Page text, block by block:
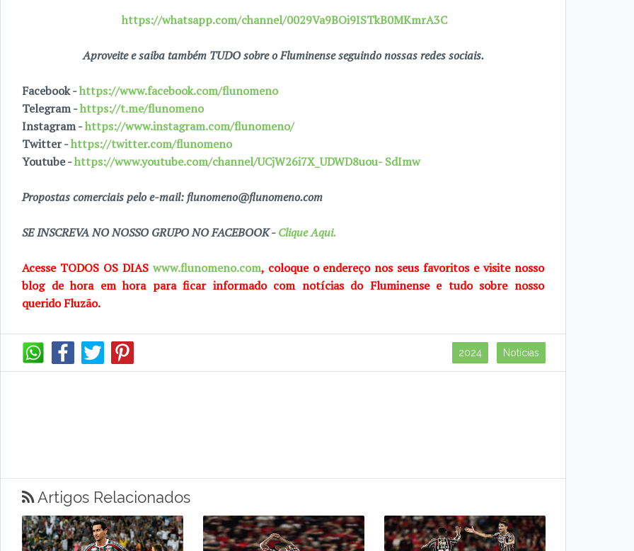
https://whatsapp.com/channel/0029Va9BOi9ISTkB0MKmrA3C
Aproveite e saiba também TUDO sobre o Fluminense seguindo nossas redes sociais.
Facebook -https://www.facebook.com/flunomeno
Telegram -https://t.me/flunomeno
Instagram -https://www.instagram.com/flunomeno/
Twitter -https://twitter.com/flunomeno
Youtube -https://www.youtube.com/channel/UCjW26i7X_UDWD8uou- SdImw
Propostas comerciais pelo e-mail: flunomeno@flunomeno.com
SE INSCREVA NO NOSSO GRUPO NO FACEBOOK -Clique Aqui.
Acesse TODOS OS DIAS www.flunomeno.com, coloque o endereço nos seus favoritos e visite nosso
blog dehora em hora para ficar informado com notícias do Fluminense e tudo sobre nosso
queridoFluzão.
2024 Notícias
Artigos Relacionados